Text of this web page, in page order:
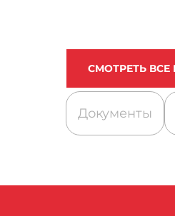
СМОТРЕТЬ
Документы